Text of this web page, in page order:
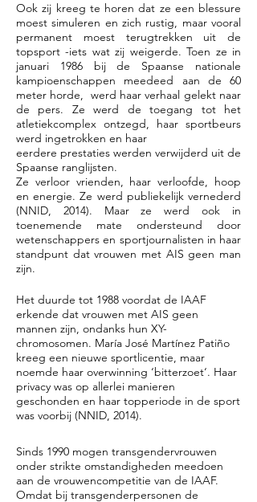
Het duurde tot 1988 voordat de IAAF
erkende dat vrouwen met AIS geen
mannen zijn, ondanks hun XY-
chromosomen. María José Martínez Patiño
kreeg een nieuwe sportlicentie, maar
noemde haar overwinning ‘bitterzoet‘. Haar
privacy was op allerlei manieren
geschonden en haar topperiode in de sport
was voorbij (NNID, 2014).
Ook zij kreeg te horen dat ze een blessure
moest simuleren en zich rustig, maar vooral
permanent moest terugtrekken uit de
topsport -iets wat zij weigerde. Toen ze in
januari 1986 bij de Spaanse nationale
kampioenschappen meedeed aan de 60
meter horde, werd haar verhaal gelekt naar
de pers. Ze werd de toegang tot het
atletiekcomplex ontzegd, haar sportbeurs
werd ingetrokken en haar
eerdere prestaties werden verwijderd uit de
Spaanse ranglijsten.
Ze verloor vrienden, haar verloofde, hoop
en energie. Ze werd publiekelijk vernederd
(NNID, 2014). Maar ze werd ook in
toenemende mate ondersteund door
wetenschappers en sportjournalisten in haar
standpunt dat vrouwen met AIS geen man
zijn.
Sinds 1990 mogen transgendervrouwen
onder strikte omstandigheden meedoen
aan de vrouwencompetitie van de IAAF.
Omdat bij transgenderpersonen de